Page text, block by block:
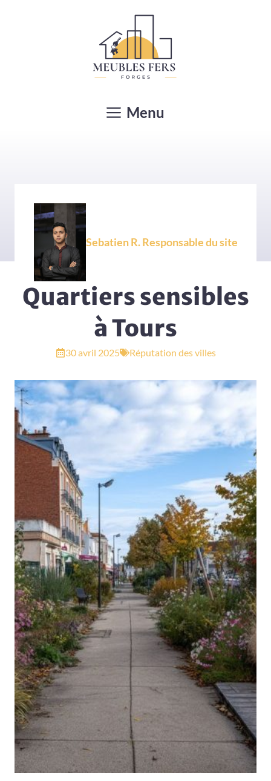
Menu
Sebatien R. Responsable du site
Quartiers sensibles
à Tours
30 avril 2025 Réputation des villes